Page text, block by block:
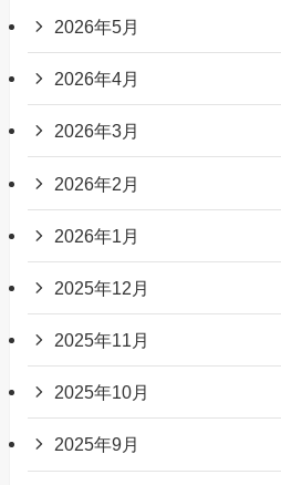
2026年5月
2026年4月
2026年3月
2026年2月
2026年1月
2025年12月
2025年11月
2025年10月
2025年9月